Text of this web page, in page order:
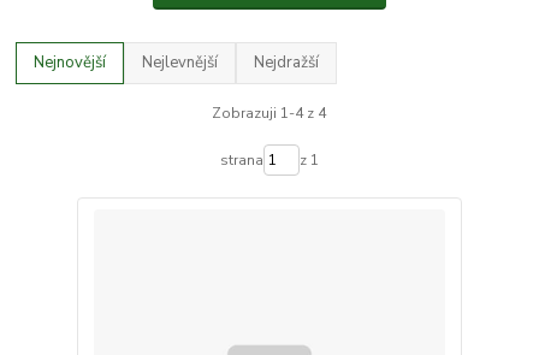
Nejnovější Nejlevnější Nejdražší
Zobrazuji 1-4 z 4
strana z 1